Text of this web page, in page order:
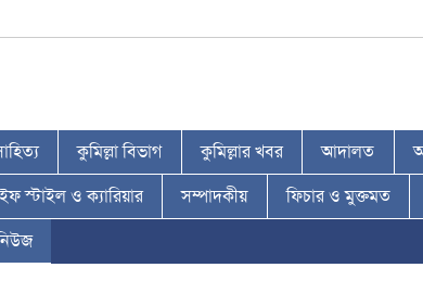
কুমিল্লা বিভাগ কুমিল্লার খবর আদালত
স্টাইল ও ক্যারিয়ার সম্পাদকীয় ফিচার ও মুক্তমত